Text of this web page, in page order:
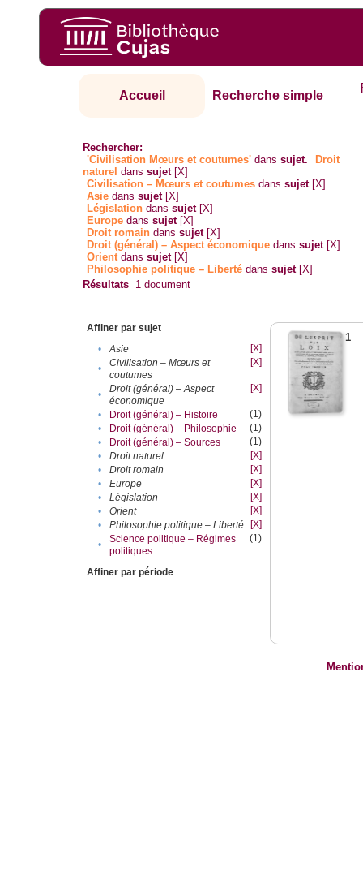
Accueil Recherche simple
Rechercher:
'Civilisation Mœurs et coutumes' danssujet.
Droit
naturel danssujet [X]
Civilisation – Mœurs et coutumes danssujet [X]
Asie danssujet [X]
Législation danssujet [X]
Europe danssujet [X]
Droit romain danssujet [X]
Droit (général) – Aspect économique danssujet [X]
Orientdanssujet [X]
Philosophie politique – Liberté danssujet [X]
Résultats 1 document
Affiner par sujet
•
Asie
[X]
•
Civilisation – Mœurs et
coutumes
[X]
•
Droit (général) – Aspect
économique
[X]
• Droit (général) – Histoire
(1)
•
Droit (général) – Philosophie
(1)
•
Droit (général) – Sources
(1)
•
Droit naturel
[X]
•
Droit romain
[X]
•
Europe
[X]
•
Législation
[X]
•
Orient
[X]
•
Philosophie politique – Liberté
[X]
•
Science politique – Régimes
politiques
(1)
Affiner par période
1